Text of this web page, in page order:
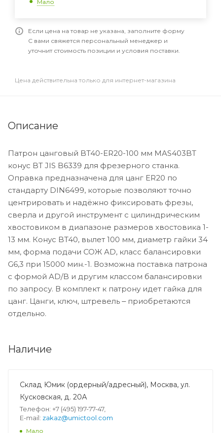
Мало
Если цена на товар не указана, заполните форму
С вами свяжется персональный менеджер и
уточнит стоимость позиции и условия поставки.
Цена действительна только для интернет-магазина
Описание
Патрон цанговый BT40-ER20-100 мм MAS403BT
конус BT JIS B6339 для фрезерного станка.
Оправка предназначена для цанг ER20 по
стандарту DIN6499, которые позволяют точно
центрировать и надёжно фиксировать фрезы,
сверла и другой инструмент с цилиндрическим
хвостовиком в диапазоне размеров хвостовика 1-
13 мм. Конус BT40, вылет 100 мм, диаметр гайки 34
мм, форма подачи СОЖ AD, класс балансировки
G6,3 при 15000 мин.-1. Возможна поставка патрона
с формой AD/B и другим классом балансировки
по запросу. В комплект к патрону идет гайка для
цанг. Цанги, ключ, штревель ‒ приобретаются
отдельно.
Наличие
Склад Юмик (ордерный/адресный), Москва, ул.
Кусковская, д. 20А
Телефон: +7 (495) 197-77-47,
E-mail: zakaz@umictool.com
Мало